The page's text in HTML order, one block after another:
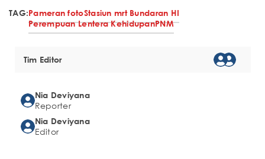
TAG:Pameran fotoStasiun mrt Bundaran HI
Perempuan Lentera KehidupanPNM
Tim Editor
Nia Deviyana
Reporter
Nia Deviyana
Editor